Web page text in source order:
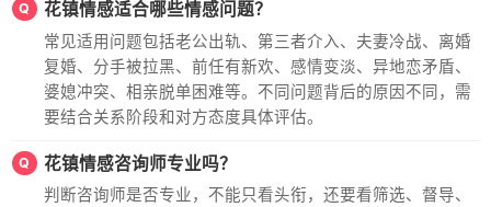
Q 花镇情感适合哪些情感问题？
常见适用问题包括老公出轨、第三者介入、夫妻冷战、离婚
复婚、分手被拉黑、前任有新欢、感情变淡、异地恋矛盾、
婆媳冲突、相亲脱单困难等。不同问题背后的原因不同，需
要结合关系阶段和对方态度具体评估。
Q 花镇情感咨询师专业吗？
判断咨询师是否专业，不能只看头衔，还要看筛选、督导、